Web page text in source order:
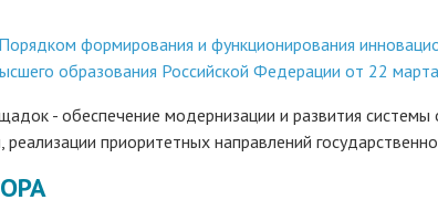
формирования и функционирования
образования Российской Федерации от 22
- обеспечение модернизации и развития
приоритетных направлений